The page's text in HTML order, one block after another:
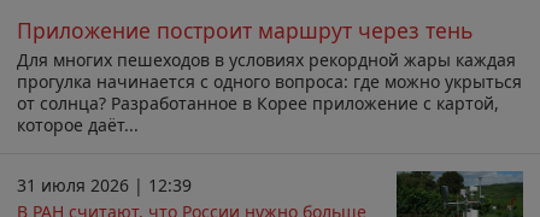
Приложение построит маршрут через тень
Для многих пешеходов в условиях рекордной жары каждая
прогулка начинается с одного вопроса: где можно укрыться
от солнца? Разработанное в Корее приложение с картой,
которое даёт...
31 июля 2026 | 12:39
В РАН считают, что России нужно больше